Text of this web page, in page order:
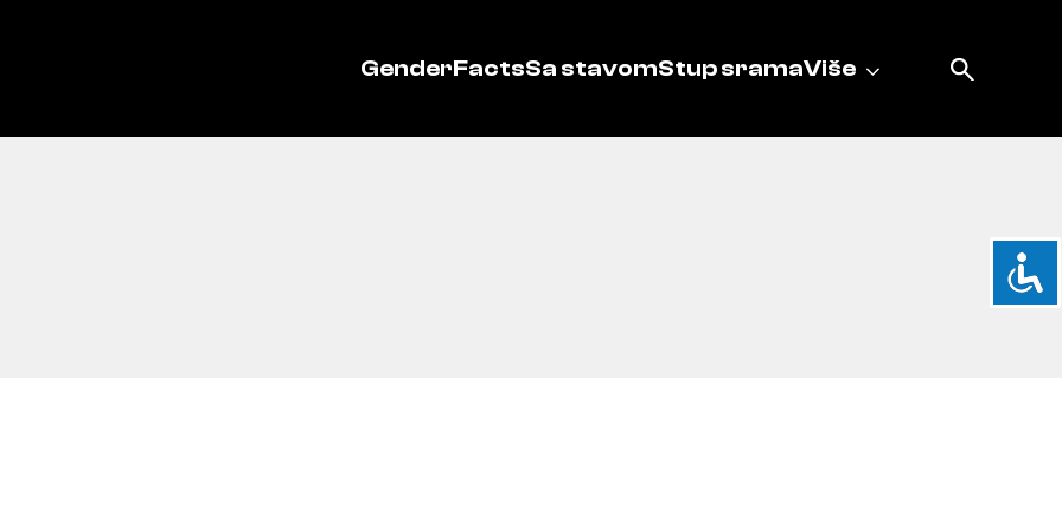
GenderFactsSa stavomStup sramaViše